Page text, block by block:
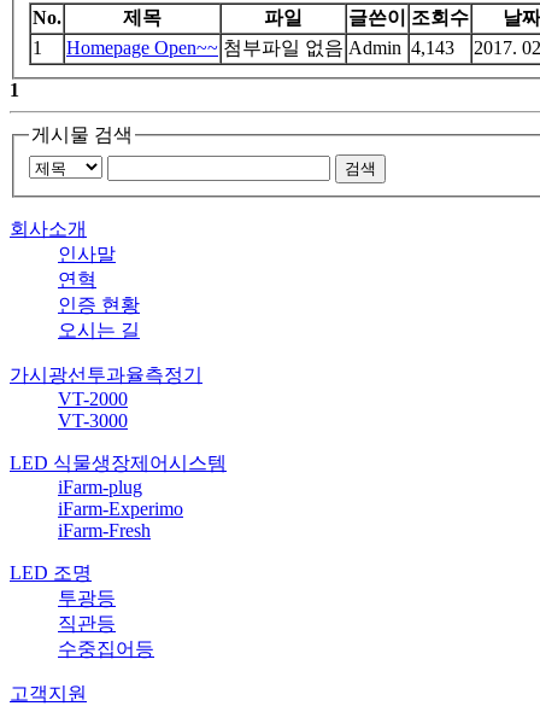
No.
제목 파일 글쓴이 조회수
날짜
1
Homepage Open~~ 첨부파일 없음 Admin 4,143 2017.
1
게시물 검색
회사소개
인사말
연혁
인증 현황
오시는 길
가시광선투과율측정기
VT-2000
VT-3000
LED 식물생장제어시스템
iFarm-plug
iFarm-Experimo
iFarm-Fresh
LED 조명
투광등
직관등
수중집어등
고객지원